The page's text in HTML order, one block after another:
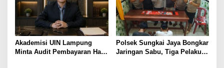
Akademisi UIN Lampung
Minta Audit Pembayaran Hak
Polsek Sungkai Jaya Bongkar
Jaringan Sabu, Tiga Pelaku